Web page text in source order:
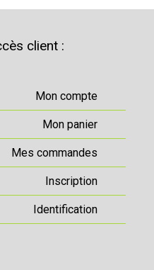
client :
Mon compte
Mon panier
Mes commandes
Inscription
Identification